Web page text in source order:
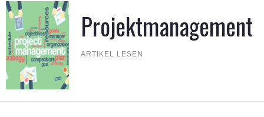
Projektmanagement
ARTIKEL LESEN